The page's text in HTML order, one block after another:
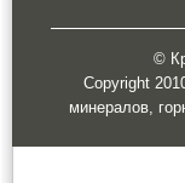
©
Copyright
минералов,